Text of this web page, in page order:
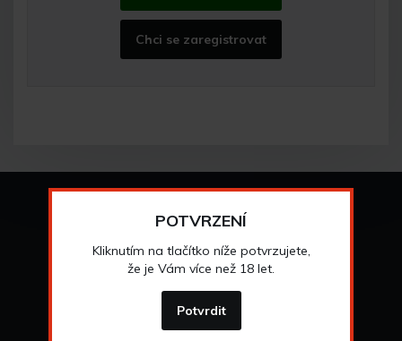
Chci se zaregistrovat
Vše o nákupu
Všeobecné obchodní podmínky
>
Možnosti osobníhoodběru
>
>
smlouvy
>
POTVRZENÍ
Kliknutím na tlačítko níže potvrzujete,
že je Vám více než 18 let.
Potvrdit